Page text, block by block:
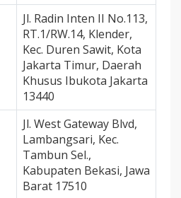
Jl. Radin Inten II No.113,
RT.1/RW.14, Klender,
Kec. Duren Sawit, Kota
Jakarta Timur, Daerah
Khusus Ibukota Jakarta
13440
Jl. West Gateway Blvd,
Lambangsari, Kec.
Tambun Sel.,
Kabupaten Bekasi, Jawa
Barat 17510